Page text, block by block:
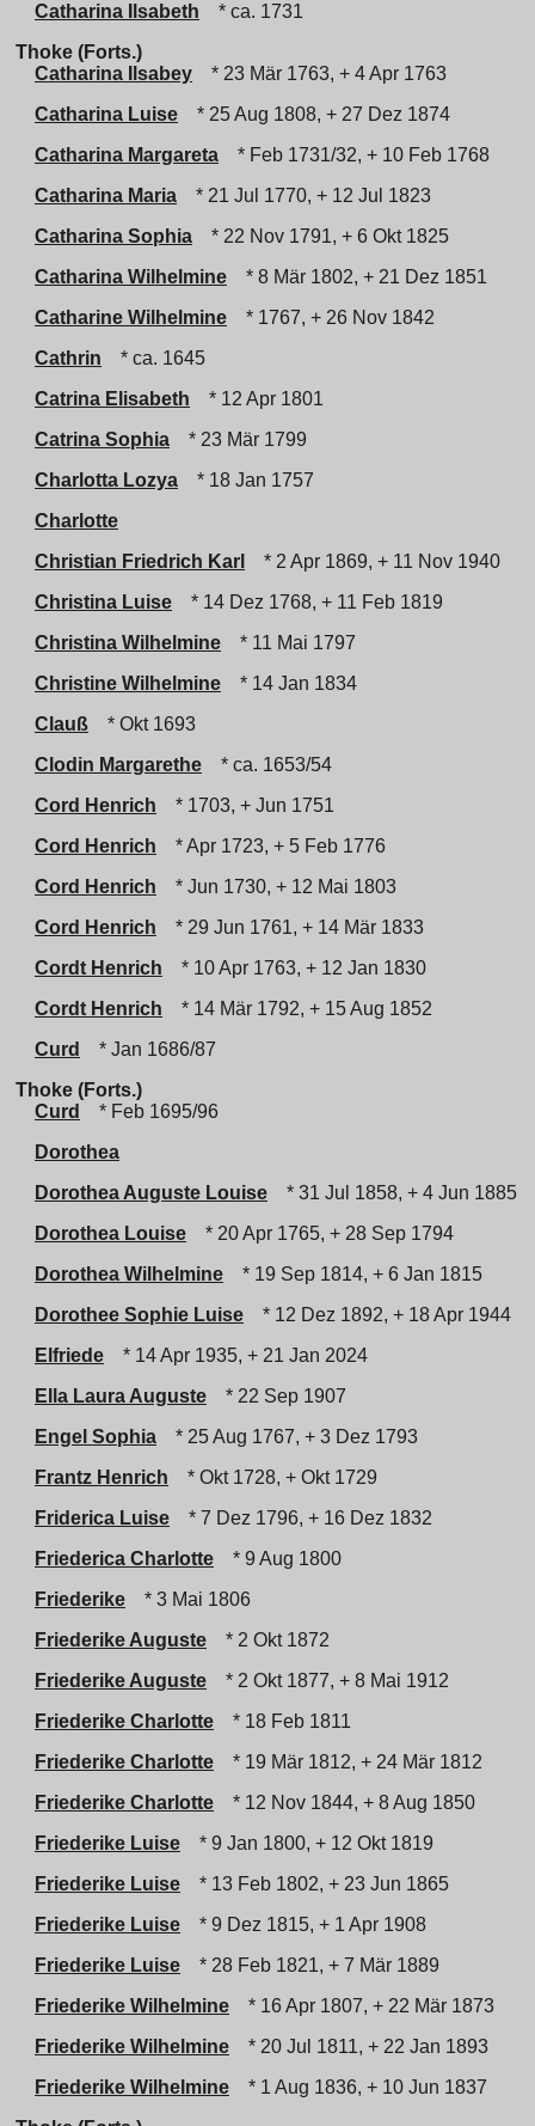
Catharina Ilsabeth
* ca. 1731
Thoke (Forts.)
Catharina Ilsabey
* 23 Mär 1763, + 4 Apr 1763
Catharina Luise
* 25 Aug 1808, + 27 Dez 1874
Catharina Margareta
* Feb 1731/32, + 10 Feb 1768
Catharina Maria
* 21 Jul 1770, + 12 Jul 1823
Catharina Sophia
* 22 Nov 1791, + 6 Okt 1825
Catharina Wilhelmine
* 8 Mär 1802, + 21 Dez 1851
Catharine Wilhelmine
* 1767, + 26 Nov 1842
Cathrin
* ca. 1645
Catrina Elisabeth
* 12 Apr 1801
Catrina Sophia
* 23 Mär 1799
Charlotta Lozya
* 18 Jan 1757
Charlotte
Christian Friedrich Karl
* 2 Apr 1869, + 11 Nov 1940
Christina Luise
* 14 Dez 1768, + 11 Feb 1819
Christina Wilhelmine
* 11 Mai 1797
Christine Wilhelmine
* 14 Jan 1834
Clauß
* Okt 1693
Clodin Margarethe
* ca. 1653/54
Cord Henrich
* 1703, + Jun 1751
Cord Henrich
* Apr 1723, + 5 Feb 1776
Cord Henrich
* Jun 1730, + 12 Mai 1803
Cord Henrich
* 29 Jun 1761, + 14 Mär 1833
Cordt Henrich
* 10 Apr 1763, + 12 Jan 1830
Cordt Henrich
* 14 Mär 1792, + 15 Aug 1852
Curd
* Jan 1686/87
Thoke (Forts.)
Curd
* Feb 1695/96
Dorothea
Dorothea Auguste Louise
* 31 Jul 1858, + 4 Jun 1885
Dorothea Louise
* 20 Apr 1765, + 28 Sep 1794
Dorothea Wilhelmine
* 19 Sep 1814, + 6 Jan 1815
Dorothee Sophie Luise
* 12 Dez 1892, + 18 Apr 1944
Elfriede
* 14 Apr 1935, + 21 Jan 2024
Ella Laura Auguste
* 22 Sep 1907
Engel Sophia
* 25 Aug 1767, + 3 Dez 1793
Frantz Henrich
* Okt 1728, + Okt 1729
Friderica Luise
* 7 Dez 1796, + 16 Dez 1832
Friederica Charlotte
* 9 Aug 1800
Friederike
* 3 Mai 1806
Friederike Auguste
* 2 Okt 1872
Friederike Auguste
* 2 Okt 1877, + 8 Mai 1912
Friederike Charlotte
* 18 Feb 1811
Friederike Charlotte
* 19 Mär 1812, + 24 Mär 1812
Friederike Charlotte
* 12 Nov 1844, + 8 Aug 1850
Friederike Luise
* 9 Jan 1800, + 12 Okt 1819
Friederike Luise
* 13 Feb 1802, + 23 Jun 1865
Friederike Luise
* 9 Dez 1815, + 1 Apr 1908
Friederike Luise
* 28 Feb 1821, + 7 Mär 1889
Friederike Wilhelmine
* 16 Apr 1807, + 22 Mär 1873
Friederike Wilhelmine
* 20 Jul 1811, + 22 Jan 1893
Friederike Wilhelmine
* 1 Aug 1836, + 10 Jun 1837